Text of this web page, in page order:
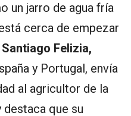
un jarro de agua fría
cerca de empezar
Santiago Felizia,
y Portugal, envía
al agricultor de la
que su